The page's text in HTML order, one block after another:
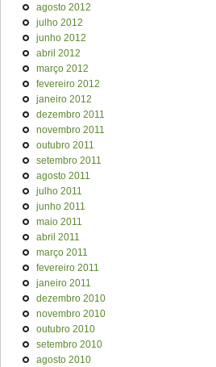
agosto 2012
julho 2012
junho 2012
abril 2012
março 2012
fevereiro 2012
janeiro 2012
dezembro 2011
novembro 2011
outubro 2011
setembro 2011
agosto 2011
julho 2011
junho 2011
maio 2011
abril 2011
março 2011
fevereiro 2011
janeiro 2011
dezembro 2010
novembro 2010
outubro 2010
setembro 2010
agosto 2010